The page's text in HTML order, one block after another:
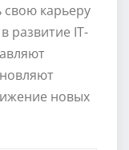
свою карьеру
развитие IT-
новых